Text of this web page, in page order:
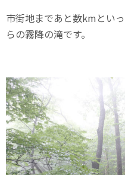
市街地まであと数kmとい
らの霧降の滝です。